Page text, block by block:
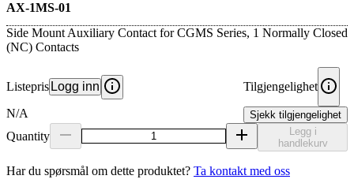
AX-1MS-01
Side Mount Auxiliary Contact for CGMS Series, 1 Normally Closed
(NC) Contacts
Listepris Logg inn
N/A
Tilgjengelighet
Sjekk tilgjengelighet
Quantity
Legg i
handlekurv
Har du spørsmål om dette produktet? Ta kontakt med oss